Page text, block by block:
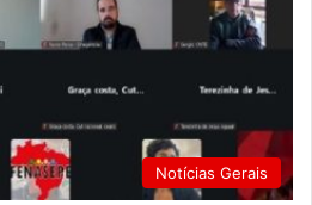
Notícias Gerais